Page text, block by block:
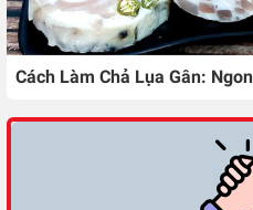
Cách Làm Chả Lụa Gân: